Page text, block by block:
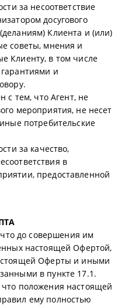
за несоответствие
досугового
Клиента и (или)
советы, мнения и
Клиенту, в том числе
и
с тем, что Агент, не
мероприятия, не несет
потребительские
за качество,
в
предоставленной
до совершения им
настоящей Офертой,
Оферты и иными
в пункте 17.1.
положения настоящей
ему полностью